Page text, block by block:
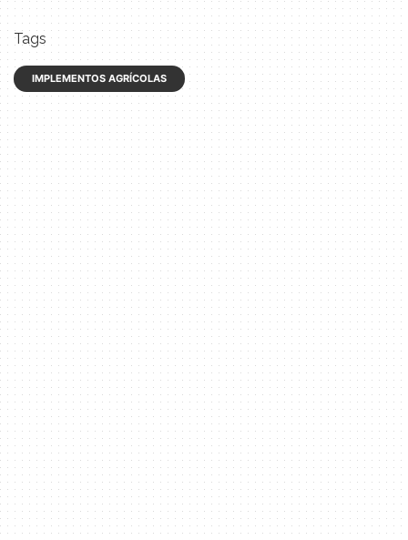
Tags
IMPLEMENTOS AGRÍCOLAS